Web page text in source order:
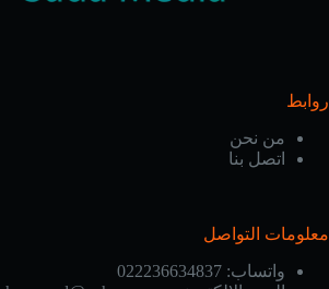
روابط
من نحن
اتصل بنا
معلومات التواصل
واتساب: 022236634837